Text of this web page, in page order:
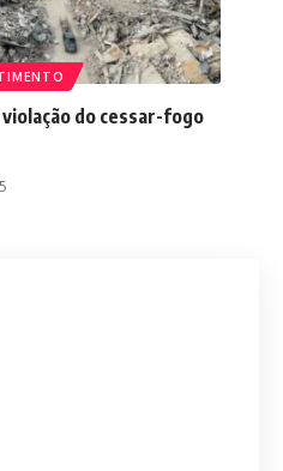
violação do cessar-fogo